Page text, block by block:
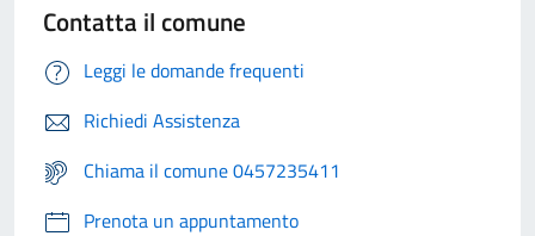
Contatta il comune
Leggi le domande frequenti
Richiedi Assistenza
Chiama il comune 0457235411
Prenota un appuntamento